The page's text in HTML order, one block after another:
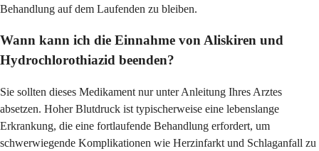
Behandlung auf dem Laufenden zu bleiben.
Wann kann ich die Einnahme von Aliskiren und
Hydrochlorothiazid beenden?
Sie sollten dieses Medikament nur unter Anleitung Ihres Arztes
absetzen. Hoher Blutdruck ist typischerweise eine lebenslange
Erkrankung, die eine fortlaufende Behandlung erfordert, um
schwerwiegende Komplikationen wie Herzinfarkt und Schlaganfall zu